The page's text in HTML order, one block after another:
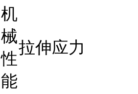
机
械
性
能
拉伸应力